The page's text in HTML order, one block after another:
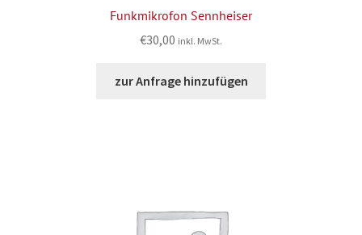
Funkmikrofon Sennheiser
€30,00 inkl. MwSt.
zur Anfrage hinzufügen